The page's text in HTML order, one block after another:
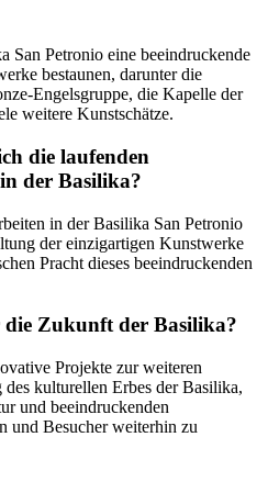
San Petronio eine beeindruckende
bestaunen, darunter die
Engelsgruppe, die Kapelle der
weitere Kunstschätze.
die laufenden
der Basilika?
in der Basilika San Petronio
der einzigartigen Kunstwerke
Pracht dieses beeindruckenden
die Zukunft der Basilika?
Projekte zur weiteren
kulturellen Erbes der Basilika,
und beeindruckenden
und Besucher weiterhin zu